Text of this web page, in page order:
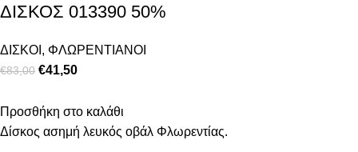
ΔΙΣΚΟΣ 013390 50%
ΔΙΣΚΟΙ , ΦΛΩΡΕΝΤΙΑΝΟΙ
€83,00 €41,50
Προσθήκη στο καλάθι
Δίσκος ασημή λευκός οβάλ Φλωρεντίας.